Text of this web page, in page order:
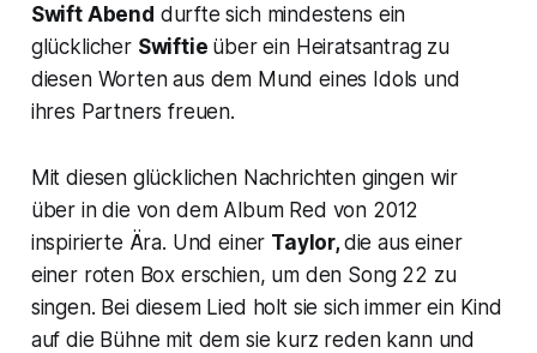
Swift Abend durfte sich mindestens ein
glücklicher Swiftie über ein Heiratsantrag zu
diesen Worten aus dem Mund eines Idols und
ihres Partners freuen.
Mit diesen glücklichen Nachrichten gingen wir
über in die von dem Album Red von 2012
inspirierte Ära. Und einer Taylor,die aus einer
einer roten Box erschien, um den Song 22 zu
singen. Bei diesem Lied holt sie sich immer ein Kind
auf die Bühne mit dem sie kurz reden kann und